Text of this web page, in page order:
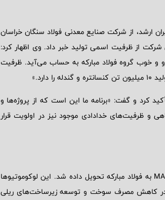
از مدیران ارشد، از شرکت صنایع معدنی فولاد سنگان خراسان
شرکت از ظرفیت اسمی تولید خبر داد. وی اظهار کرد:
و خوب گروه فولاد مبارکه به حساب می‌آید. ظرفیت
کرد و گفت: «برنامه ما این است که از پروژه‌ها و
و ظرفیت‌های خدادادی موجود نیز در اولویت قرار
در روز پنج‌شنبه 23 اسفندماه، آخرین دستگاه از 50 دستگاه لوکوموتیو باری MAP24 به فولاد مبارکه تحویل داده شد. این لوکوموتیوها
کاهش مصرف سوخت و توسعه زیرساخت‌های ریلی